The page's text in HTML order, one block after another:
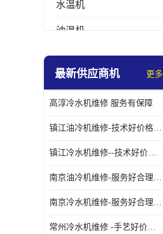
水温机
油温机
冰热一体机
油冷却机厂家
最新供应商机 更多
高淳冷水机维修 服务有保障
镇江油冷机维修-技术好价格便宜
镇江冷水机维修--技术好价格便宜
南京油冷机维修-服务好合理收费
南京冷水机维修-服务好合理收费
常州冷水机维修 -手艺好价格便宜